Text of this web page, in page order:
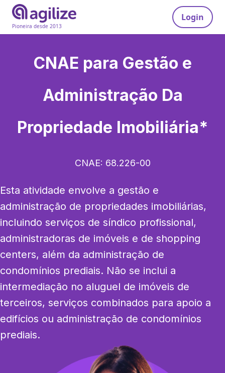
Pioneira desde 2013
Login
CNAE para Gestão e
Administração Da
Propriedade Imobiliária*
CNAE: 68.226-00
Esta atividade envolve a gestão e
administração de propriedades imobiliárias,
incluindo serviços de síndico profissional,
administradoras de imóveis e de shopping
centers, além da administração de
condomínios prediais. Não se inclui a
intermediação no aluguel de imóveis de
terceiros, serviços combinados para apoio a
edifícios ou administração de condomínios
prediais.